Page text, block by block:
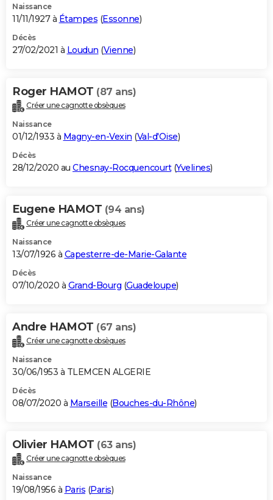
Naissance
11/11/1927 à Étampes (Essonne)
Décès
27/02/2021 à Loudun (Vienne)
Roger HAMOT (87 ans)
Créer une cagnotte obsèques
Naissance
01/12/1933 à Magny-en-Vexin (Val-d'Oise)
Décès
28/12/2020 au Chesnay-Rocquencourt(Yvelines)
Eugene HAMOT (94 ans)
Créer une cagnotte obsèques
Naissance
13/07/1926 à Capesterre-de-Marie-Galante
Décès
07/10/2020 à Grand-Bourg (Guadeloupe)
Andre HAMOT (67 ans)
Créer une cagnotte obsèques
Naissance
30/06/1953 à TLEMCEN ALGERIE
Décès
08/07/2020 à Marseille (Bouches-du-Rhône)
Olivier HAMOT (63 ans)
Créer une cagnotte obsèques
Naissance
19/08/1956 à Paris (Paris)